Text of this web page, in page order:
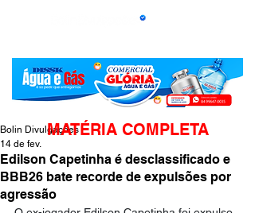
Edilson Capetinha é desclassificado e
BBB26 bate recorde de expulsões por
agressão
Bolin Divulgações
14 de fev.
MATÉRIA COMPLETA